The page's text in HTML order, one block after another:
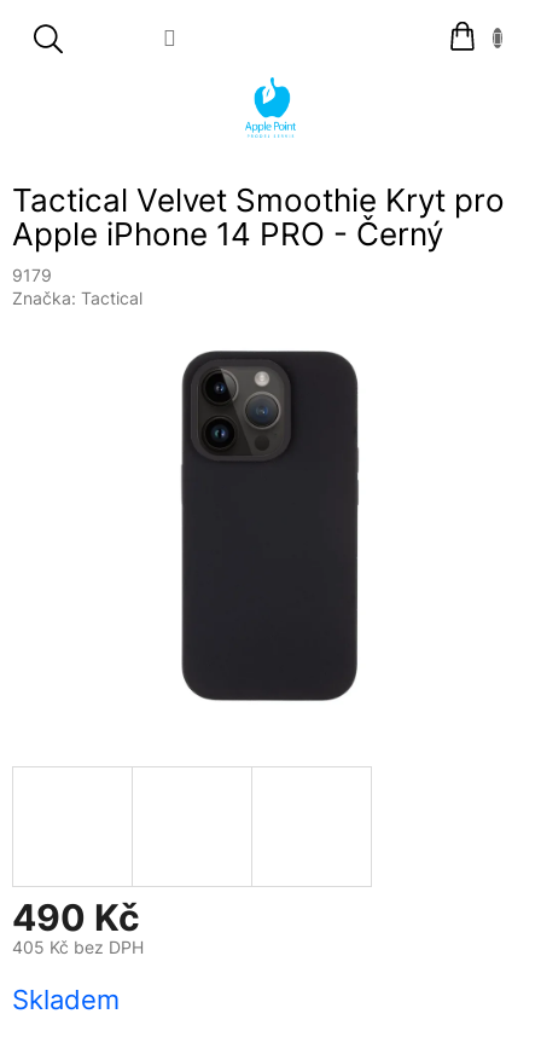
Nákupní
košík
Tactical Velvet Smoothie Kryt pro
Apple iPhone 14 PRO - Černý
9179
Značka: Tactical
490 Kč
405 Kč bez DPH
cena:
Skladem